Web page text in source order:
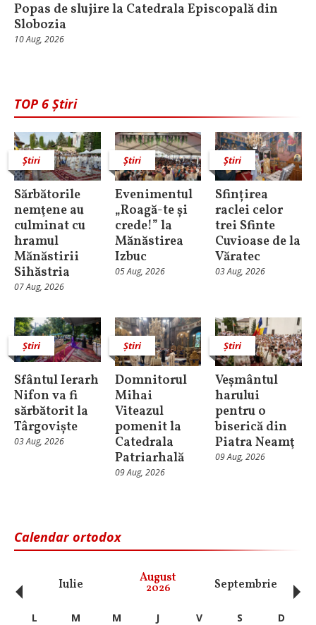
Popas de slujire la Catedrala Episcopală din
Slobozia
10 Aug, 2026
TOP 6 Știri
Știri
Sărbătorile
nemţene au
culminat cu
hramul
Mănăstirii
Sihăstria
07 Aug, 2026
Știri
Evenimentul
„Roagă-te și
crede!” la
Mănăstirea
Izbuc
05 Aug, 2026
Știri
Sfințirea
raclei celor
trei Sfinte
Cuvioase de la
Văratec
03 Aug, 2026
Știri
Sfântul Ierarh
Nifon va fi
sărbătorit la
Târgoviște
03 Aug, 2026
Știri
Domnitorul
Mihai
Viteazul
pomenit la
Catedrala
Patriarhală
09 Aug, 2026
Știri
Veșmântul
harului
pentru o
biserică din
Piatra Neamţ
09 Aug, 2026
Calendar ortodox
Iulie August
2026 Septembrie
‹ L M M J V S
D